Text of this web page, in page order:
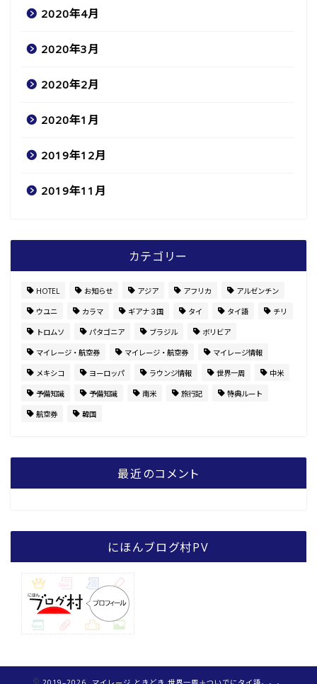
2020年4月
2020年3月
2020年2月
2020年1月
2019年12月
2019年11月
カテゴリー
HOTEL お知らせ アジア アフリカ アルゼンチン
ウユニ カラマ ギアナ３国 タイ タイ語 チリ
トロムソ パタゴニア ブラジル ボリビア
マイレージ・航空券 マイレージ・航空券 マイレージ情報
メキシコ ヨーロッパ ラウンジ情報 世界一周 中米
予備知識 予備知識 南米 旅行記 特典ルート
航空券 韓国
最近のコメント
にほんブログ村PV